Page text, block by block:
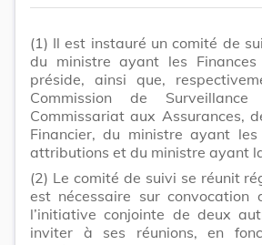
(1) Il est instauré un comité de
du ministre ayant les
préside, ainsi que,
Commission de
Commissariat aux Assurances,
Financier, du ministre ayant
attributions et du ministre ayant
(2) Le comité de suivi se réunit
est nécessaire sur
l’initiative conjointe de deux
inviter à ses réunions, en